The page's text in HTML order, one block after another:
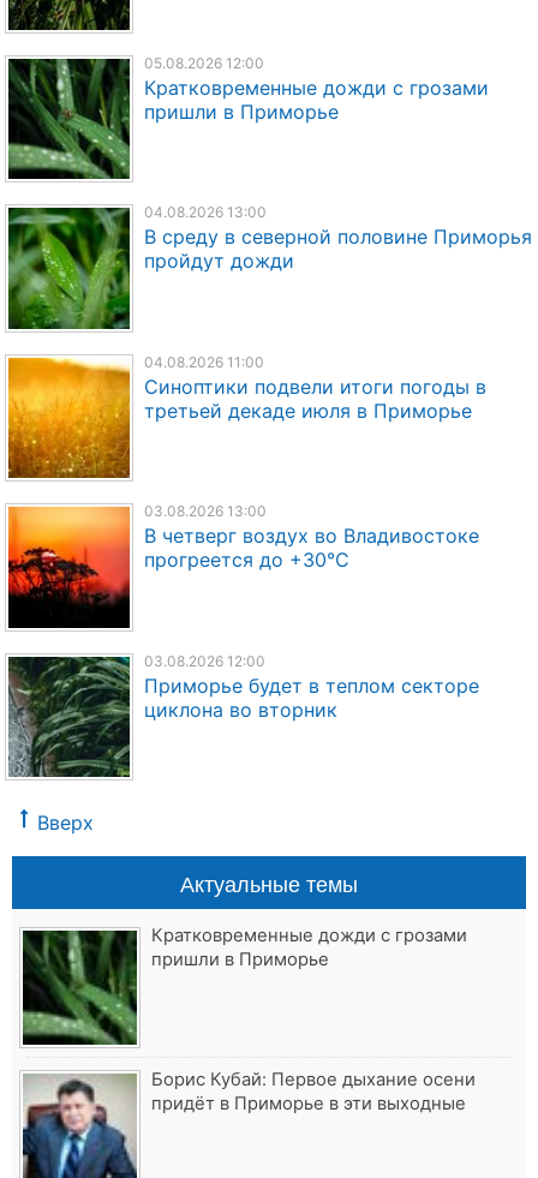
05.08.2026 12:00
Кратковременные дожди с грозами
пришли в Приморье
04.08.2026 13:00
В среду в северной половине Приморья
пройдут дожди
04.08.2026 11:00
Синоптики подвели итоги погоды в
третьей декаде июля в Приморье
03.08.2026 13:00
В четверг воздух во Владивостоке
прогреется до +30°C
03.08.2026 12:00
Приморье будет в теплом секторе
циклона во вторник
Вверх
Актуальные темы
Кратковременные дожди с грозами
пришли в Приморье
Борис Кубай: Первое дыхание осени
придёт в Приморье в эти выходные